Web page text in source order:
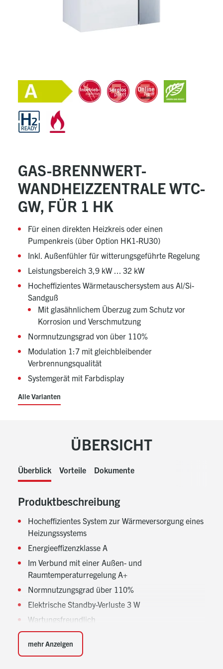
GAS-BRENNWERT-
WANDHEIZZENTRALE WTC-
GW, FÜR 1 HK
Für einen direkten Heizkreis oder einen
Pumpenkreis (über Option HK1-RU30)
Inkl. Außenfühler für witterungsgeführte Regelung
Leistungsbereich 3,9 kW ... 32 kW
Hocheffizientes Wärmetauschersystem aus Al/Si-
Sandguß
Mit glasähnlichem Überzug zum Schutz vor
Korrosion und Verschmutzung
Normnutzungsgrad von über 110%
Modulation 1:7 mit gleichbleibender
Verbrennungsqualität
Systemgerät mit Farbdisplay
Alle Varianten
ÜBERSICHT
Überblick Vorteile Dokumente
Produktbeschreibung
Hocheffizientes System zur Wärmeversorgung eines
Heizungssystems
Energieeffizenzklasse A
Im Verbund mit einer Außen- und
Raumtemperaturregelung A+
Normnutzungsgrad über 110%
Elektrische Standby-Verluste 3 W
Wartungsfreundlich
Kesselkörper aus hochwertigem Aluminium-
Silizium-Sandguss
Mit glasähnlichem Überzug zum Schutz vor
mehr Anzeigen